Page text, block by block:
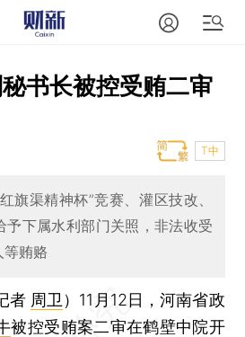
书长被控受贿二审
T中
旗渠精神杯”竞赛、灌区技改、
予下属水利部门关照，非法收受
等贿赂
者 周卫 ） 11月12日，河南省政
被控受贿案二审在鹤壁中院开